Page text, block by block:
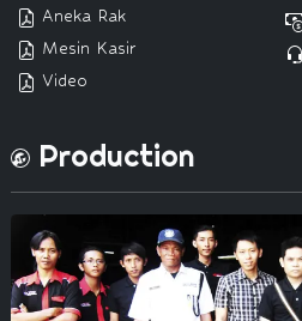
Aneka Rak
Mesin Kasir
Video
Production